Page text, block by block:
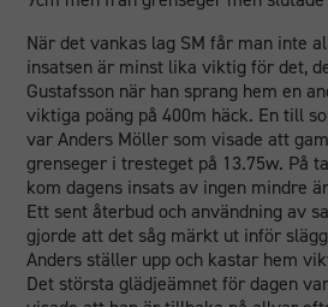
När det vankas lag SM får man inte
insatsen är minst lika viktig för det,
Gustafsson när han sprang hem en
viktiga poäng på 400m häck. En till
var Anders Möller som visade att
grenseger i tresteget på 13.75w. På
kom dagens insats av ingen mindre
Ett sent återbud och användning av
gjorde att det såg märkt ut inför
Anders ställer upp och kastar hem
Det största glädjeämnet för dagen